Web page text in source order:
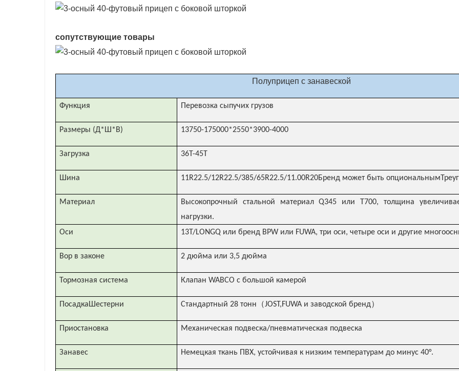
сопутствующие товары
Полуприцеп с занавеской
Функция Перевозка сыпучих грузов
Размеры (Д*Ш*В) 13750-175000*2550*3900-4000
Загрузка 36Т-45Т
Шина 11R22.5/12R22.5/385/65R22.5/11.00R20Бренд может быть
Материал
Высокопрочный стальной материал Q345 или T700, толщина
нагрузки.
Оси
13T/LONGQ или бренд BPW или FUWA, три оси, четыре оси и другие
Вор в законе 2 дюйма или 3,5 дюйма
Тормозная система Клапан WABCO с большой камерой
ПосадкаШестерни Стандартный 28 тонн （JOST,FUWA и заводской бренд）
Приостановка Механическая подвеска/пневматическая подвеска
Занавес Немецкая ткань ПВХ, устойчивая к низким температурам до минус 40°.